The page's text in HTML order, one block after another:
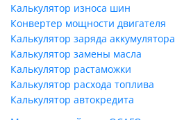
Калькулятор износа шин
Конвертер мощности двигателя
Калькулятор заряда аккумулятора
Калькулятор замены масла
Калькулятор растаможки
Калькулятор расхода топлива
Калькулятор автокредита